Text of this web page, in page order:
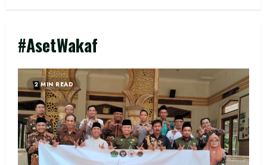
#AsetWakaf
2 MIN READ